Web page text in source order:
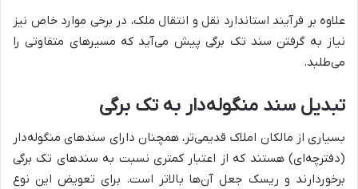
علاوه بر فرآیند استاندارد نقل و انتقال ملک، در برخی موارد خاص نیز
نیاز به گرفتن سند تک برگی پیش می‌آید که مسیرهای متفاوتی را
می‌طلبد.
تبدیل سند منگوله‌دار به تک برگی
بسیاری از مالکان املاک قدیمی‌تر، همچنان دارای سندهای منگوله‌دار
(دفترچه‌ای) هستند که از اعتبار کمتری نسبت به سندهای تک برگی
برخوردارند و ریسک جعل آن‌ها بالاتر است. برای تعویض این نوع